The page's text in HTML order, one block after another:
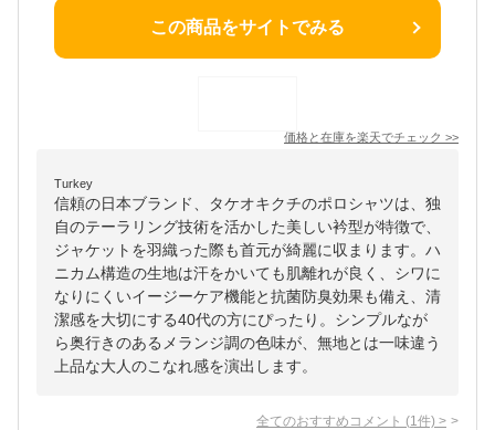
この商品をサイトでみる
価格と在庫を楽天でチェック >>
Turkey
信頼の日本ブランド、タケオキクチのポロシャツは、独
自のテーラリング技術を活かした美しい衿型が特徴で、
ジャケットを羽織った際も首元が綺麗に収まります。ハ
ニカム構造の生地は汗をかいても肌離れが良く、シワに
なりにくいイージーケア機能と抗菌防臭効果も備え、清
潔感を大切にする40代の方にぴったり。シンプルなが
ら奥行きのあるメランジ調の色味が、無地とは一味違う
上品な大人のこなれ感を演出します。
全てのおすすめコメント (1 件) >